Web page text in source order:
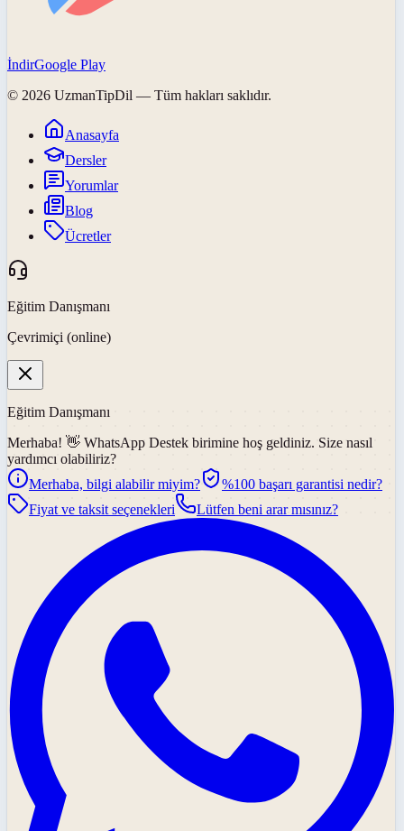
İndirGoogle Play
© 2026 UzmanTipDil — Tüm hakları saklıdır.
Anasayfa
Dersler
Yorumlar
Blog
Ücretler
Eğitim Danışmanı
Çevrimiçi (online)
Eğitim Danışmanı
Merhaba! 👋 WhatsApp Destek birimine hoş geldiniz. Size nasıl
yardımcı olabiliriz?
Merhaba, bilgi alabilir miyim?
%100 başarı garantisi nedir?
Fiyat ve taksit seçenekleri
Lütfen beni arar mısınız?